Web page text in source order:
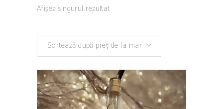
Afișez singurul rezultat
Sortează după preț: de la mare la mic